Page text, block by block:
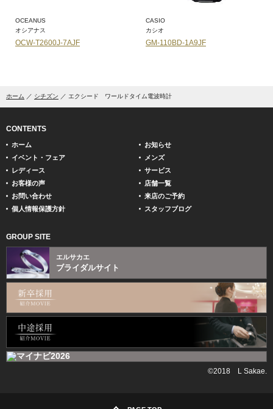
OCEANUS
オシアナス
OCW-T2600J-7AJF
CASIO
カシオ
GM-110BD-1A9JF
ホーム シチズン エクシード ワールドタイム電波時計
CONTENTS
ホーム
お知らせ
イベント・フェア
メンズ
レディース
サービス
お客様の声
店舗一覧
お問い合わせ
来店のご予約
個人情報保護方針
スタッフブログ
GROUP SITE
エルサカエ
ブライダルサイト
©2018 L Sakae.